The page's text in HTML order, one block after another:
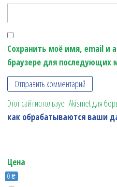
Сохранить моё имя, email и
браузере для последующих
Этот сайт использует Akismet для
как обрабатываются ваши
Цена
0 ₴